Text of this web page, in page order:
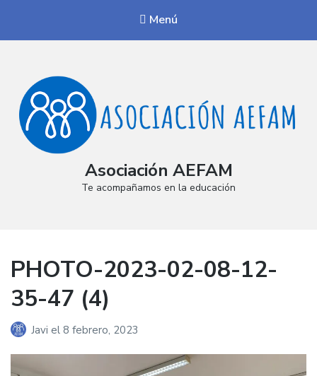
Menú
Asociación AEFAM
Te acompañamos en la educación
PHOTO-2023-02-08-12-
35-47 (4)
Javi el 8 febrero, 2023